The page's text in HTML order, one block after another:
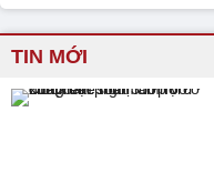
TIN MỚI